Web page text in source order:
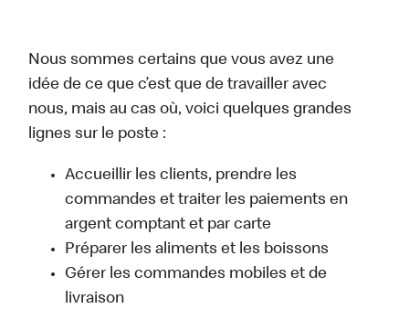
Nous sommes certains que vous avez une
idée de ce que c’est que de travailler avec
nous, mais au cas où, voici quelques grandes
lignes sur le poste :
Accueillir les clients, prendre les
commandes et traiter les paiements en
argent comptant et par carte
Préparer les aliments et les boissons
Gérer les commandes mobiles et de
livraison